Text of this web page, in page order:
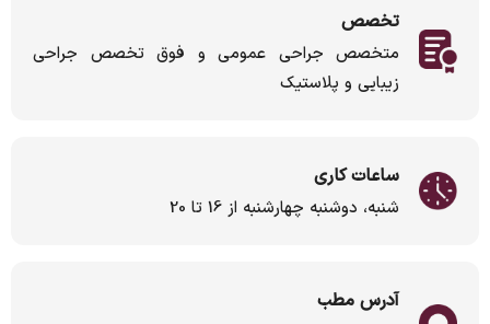
تخصص
متخصص جراحی عمومی و فوق تخصص جراحی
زیبایی و پلاستیک
ساعات کاری
شنبه، دوشنبه چهارشنبه از 16 تا 20
آدرس مطب